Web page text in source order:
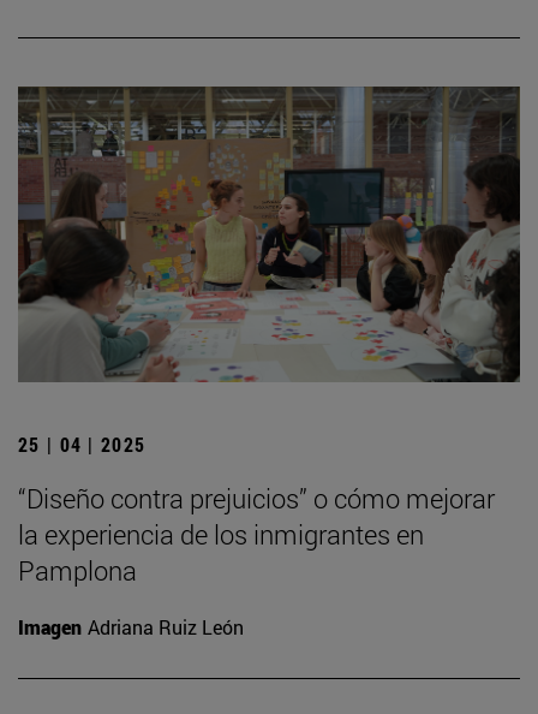
25 | 04 | 2025
“Diseño contra prejuicios” o cómo mejorar
la experiencia de los inmigrantes en
Pamplona
Imagen Adriana Ruiz León